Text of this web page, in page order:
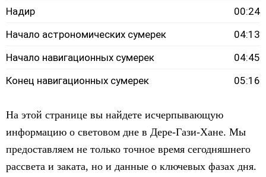
Надир
00:24
Начало астрономических сумерек
04:13
Начало навигационных сумерек
04:45
Конец навигационных сумерек
05:16
На этой странице вы найдете исчерпывающую
информацию о световом дне в Дере-Гази-Хане. Мы
предоставляем не только точное время сегодняшнего
рассвета и заката, но и данные о ключевых фазах дня.